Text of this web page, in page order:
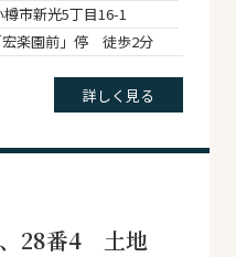
市新光5丁目16-1
宏楽園前」停 徒歩2分
詳しく見る
、28番4 土地